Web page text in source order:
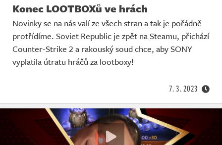
Konec LOOTBOXů ve hrách
Novinky se na nás valí ze všech stran a tak je pořádně
protřídíme. Soviet Republic je zpět na Steamu, přichází
Counter-Strike 2 a rakouský soud chce, aby SONY
vyplatila útratu hráčů za lootboxy!
7. 3. 2023